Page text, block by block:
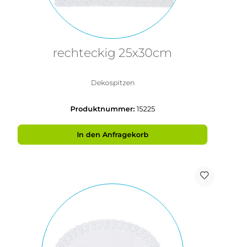
rechteckig 25x30cm
Dekospitzen
Produktnummer: 15225
In den Anfragekorb